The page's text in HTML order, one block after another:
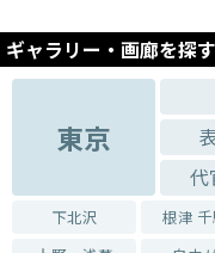
ギャラリー・画廊を探す
東京
代
下北沢 根津